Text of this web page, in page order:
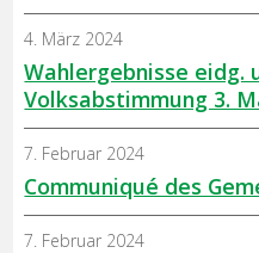
Wahlergebnisse eidg.
Volksabstimmung 3.
4. März 2024
Communiqué des
7. Februar 2024
7. Februar 2024